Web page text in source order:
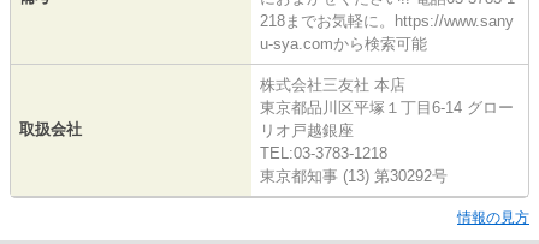
218までお気軽に。https://www.sany
u-sya.comから検索可能
取扱会社
株式会社三友社 本店
東京都品川区平塚１丁目6-14 グロー
リオ戸越銀座
TEL:03-3783-1218
東京都知事 (13) 第30292号
情報の見方